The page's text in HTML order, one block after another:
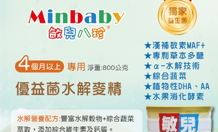
１．簡單：不需註冊會員、不需綁卡、不需儲值。
２．便利：只要手機號碼，簡訊認證，即可結帳。
３．安心：先確認商品／服務後，再付款。
１．於結帳方式選擇「AFTEE先享後付」後，將跳轉至「AFTEE先享後付」
結帳頁面，進行簡訊認證並確認金額後，即可完成結帳。
２．訂單成立數日內，您將收到繳費通知簡訊。
３．收到繳費通知簡訊後14天內，點擊此簡訊中的連結，可透過四大超商／
ATM／網路銀行／等多元方式進行付款，方視為交易完成。
※ 請注意：結帳手續完成當下不需立刻繳費，但若您需要取消訂單，請聯絡
購買商品的店家。未經商家同意取消之訂單仍視為有效，需透過AFTEE先享
後付繳納相關費用。
※ 交易是否成功請以「AFTEE先享後付 」之結帳頁面顯示為準，若有關於
運送方式
7-11取貨付款
宅配
每筆NT$80，滿NT$600(含以上)免運費
郵局（離島配送）